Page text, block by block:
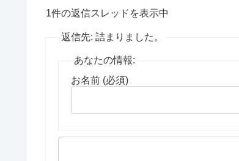
1件の返信スレッドを表示中
返信先: 詰まりました。
あなたの情報:
お名前 (必須)